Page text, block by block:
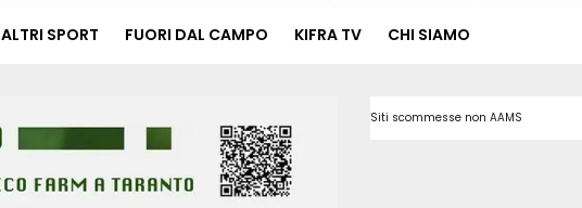
ALTRI SPORT FUORI DAL CAMPO KIFRA TV CHI SIAMO
Siti scommesse non AAMS